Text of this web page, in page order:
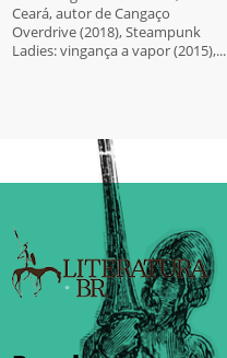
Ceará, autor de Cangaço
Overdrive (2018), Steampunk
Ladies: vingança a vapor (2015),...